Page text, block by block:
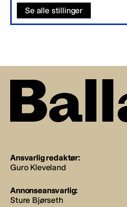
Se alle stillinger
Ansvarlig redaktør:
Guro Kleveland
Annonseansvarlig:
Sture Bjørseth